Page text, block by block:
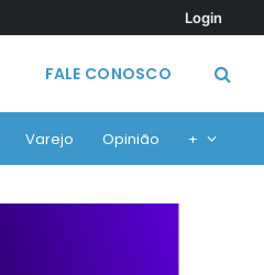
Login
FALE CONOSCO
Varejo Opinião +